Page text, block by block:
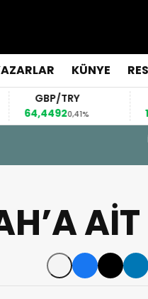
KÜNYE
GBP/TRY
64,44920,41%
AİT